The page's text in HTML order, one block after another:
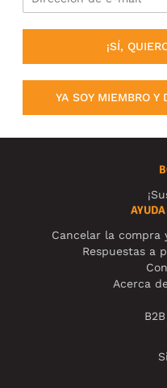
¡SÍ,
YA SOY MIEMBRO Y
Cancelar la compra
Respuestas a
Acerca